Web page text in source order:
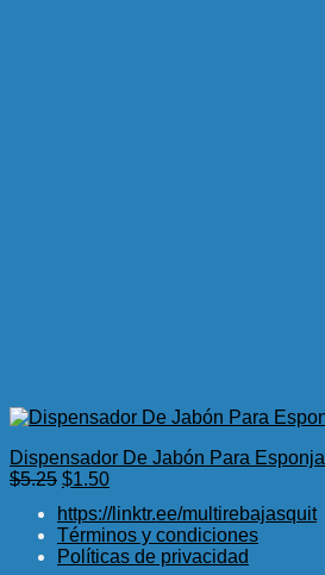
Dispensador De Jabón Para Esponja
$5.25 El
original
era:
$5.25.
$1.50El
actual
es:
$1.50.
https://linktr.ee/multirebajasquit
Términos y condiciones
Políticas de privacidad